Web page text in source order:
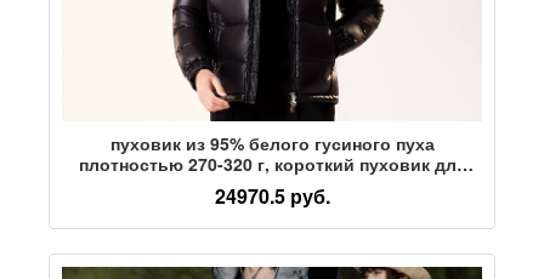
пуховик из 95% белого гусиного пуха
плотностью 270-320 г, короткий пуховик для
молодых мужчин COYACAL/Chuanqi
24970.5 руб.